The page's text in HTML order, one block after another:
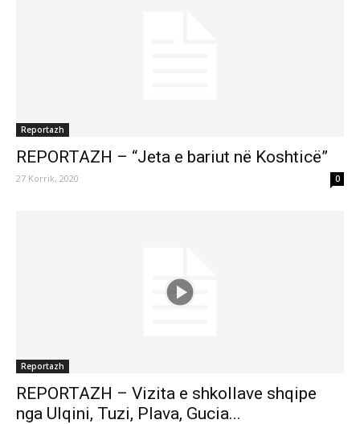
Reportazh
REPORTAZH – “Jeta e bariut në Koshticë”
27 Korrik, 2020 0
Reportazh
REPORTAZH – Vizita e shkollave shqipe
nga Ulqini, Tuzi, Plava, Gucia...